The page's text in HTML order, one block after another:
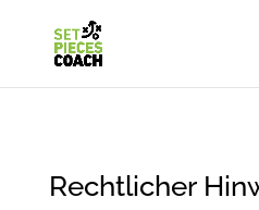
Rechtlicher